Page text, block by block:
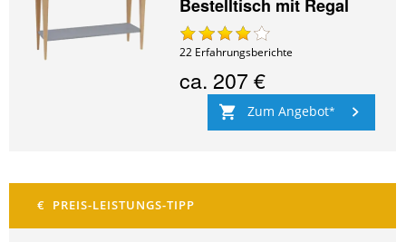
Bestelltisch mit Regal
22 Erfahrungsberichte
ca.207 €
Zum Angebot